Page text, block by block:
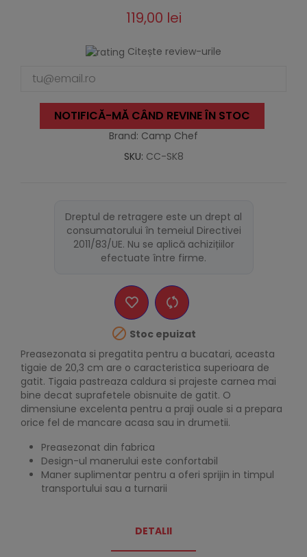
119,00 lei
Citește review-urile
NOTIFICĂ-MĂ CÂND REVINE ÎN STOC
Brand: Camp Chef
SKU: CC-SK8
Dreptul de retragere este un drept al
consumatorului în temeiul Directivei
2011/83/UE. Nu se aplică achizițiilor
efectuate între firme.
 Stoc epuizat
Preasezonata si pregatita pentru a bucatari, aceasta
tigaie de 20,3 cm are o caracteristica superioara de
gatit. Tigaia pastreaza caldura si prajeste carnea mai
bine decat suprafetele obisnuite de gatit. O
dimensiune excelenta pentru a praji ouale si a prepara
orice fel de mancare acasa sau in drumetii.
Preasezonat din fabrica
Design-ul manerului este confortabil
Maner suplimentar pentru a oferi sprijin in timpul
transportului sau a turnarii
DETALII